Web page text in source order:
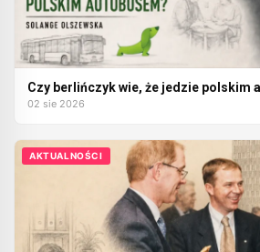
Czy berlińczyk wie, że jedzie polskim
02 sie 2026
AKTUALNOŚCI